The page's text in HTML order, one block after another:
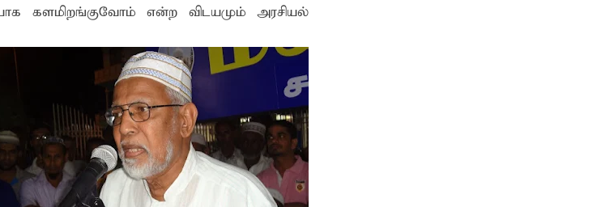
களமிறங்குவோம் என்ற விடயமும் அரசியல்